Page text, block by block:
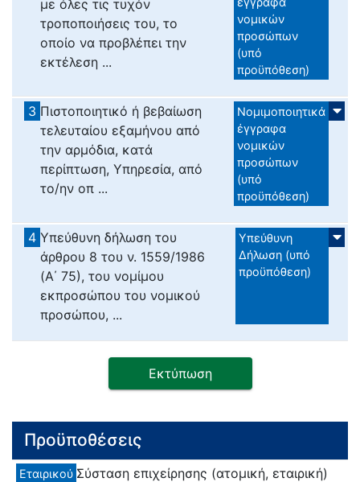
με όλες τις τυχόν
τροποποιήσεις του, το
οποίο να προβλέπει την
εκτέλεση ...
νομικών
προσώπων
(υπό
προϋπόθεση)
3 Πιστοποιητικό ή βεβαίωση
τελευταίου εξαμήνου από
την αρμόδια, κατά
περίπτωση, Υπηρεσία, από
το/ην οπ ...
Νομιμοποιητικά
έγγραφα
νομικών
προσώπων
(υπό
προϋπόθεση)
4 Υπεύθυνη δήλωση του
άρθρου 8 του ν. 1559/1986
(Α΄ 75), του νομίμου
εκπροσώπου του νομικού
προσώπου, ...
Υπεύθυνη
Δήλωση (υπό
προϋπόθεση)
Εκτύπωση
Προϋποθέσεις
Εταιρικού Σύσταση επιχείρησης (ατομική, εταιρική)